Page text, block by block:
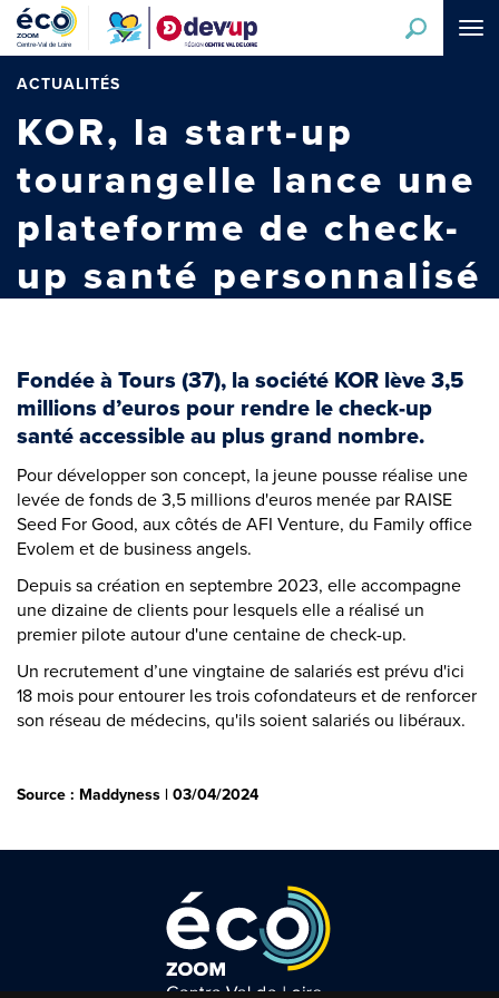
Aller
contenu
principal
ACTUALITÉS
KOR, la start-up
tourangelle lance une
plateforme de check-
up santé personnalisé
Fondée à Tours (37), la société KOR lève 3,5
millions d’euros pour rendre le check-up
santé accessible au plus grand nombre.
Pour développer son concept, la jeune pousse réalise une
levée de fonds de 3,5 millions d'euros menée par RAISE
Seed For Good, aux côtés de AFI Venture, du Family office
Evolem et de business angels.
Depuis sa création en septembre 2023, elle accompagne
une dizaine de clients pour lesquels elle a réalisé un
premier pilote autour d'une centaine de check-up.
Un recrutement d’une vingtaine de salariés est prévu d'ici
18 mois pour entourer les trois cofondateurs et de renforcer
son réseau de médecins, qu'ils soient salariés ou libéraux.
Source : Maddyness | 03/04/2024